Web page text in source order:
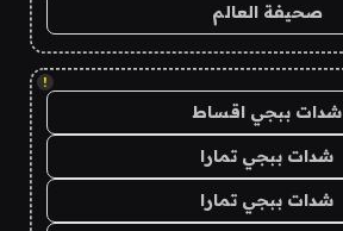
صحيفة العالم
!
شدات ببجي اقساط
شدات ببجي تمارا
شدات ببجي تمارا